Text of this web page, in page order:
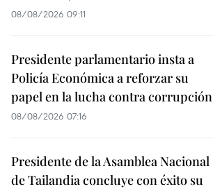
08/08/2026 09:11
Presidente parlamentario insta a
Policía Económica a reforzar su
papel en la lucha contra corrupción
08/08/2026 07:16
Presidente de la Asamblea Nacional
de Tailandia concluye con éxito su